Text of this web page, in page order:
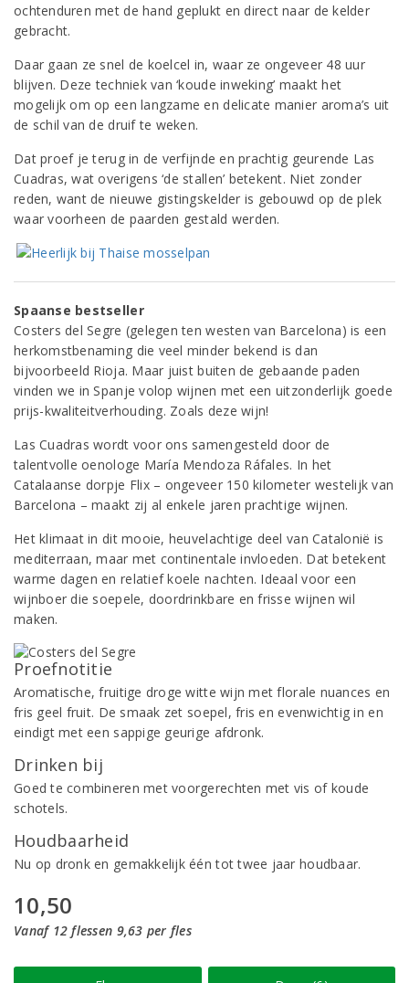
ochtenduren met de hand geplukt en direct naar de kelder
gebracht.
Daar gaan ze snel de koelcel in, waar ze ongeveer 48 uur
blijven. Deze techniek van ‘koude inweking’ maakt het
mogelijk om op een langzame en delicate manier aroma’s uit
de schil van de druif te weken.
Dat proef je terug in de verfijnde en prachtig geurende Las
Cuadras, wat overigens ‘de stallen’ betekent. Niet zonder
reden, want de nieuwe gistingskelder is gebouwd op de plek
waar voorheen de paarden gestald werden.
Spaanse bestseller
Costers del Segre (gelegen ten westen van Barcelona) is een
herkomstbenaming die veel minder bekend is dan
bijvoorbeeld Rioja. Maar juist buiten de gebaande paden
vinden we in Spanje volop wijnen met een uitzonderlijk goede
prijs-kwaliteitverhouding. Zoals deze wijn!
Las Cuadras wordt voor ons samengesteld door de
talentvolle oenologe María Mendoza Ráfales. In het
Catalaanse dorpje Flix – ongeveer 150 kilometer westelijk van
Barcelona – maakt zij al enkele jaren prachtige wijnen.
Het klimaat in dit mooie, heuvelachtige deel van Catalonië is
mediterraan, maar met continentale invloeden. Dat betekent
warme dagen en relatief koele nachten. Ideaal voor een
wijnboer die soepele, doordrinkbare en frisse wijnen wil
maken.
Proefnotitie
Aromatische, fruitige droge witte wijn met florale nuances en
fris geel fruit. De smaak zet soepel, fris en evenwichtig in en
eindigt met een sappige geurige afdronk.
Drinken bij
Goed te combineren met voorgerechten met vis of koude
schotels.
Houdbaarheid
Nu op dronk en gemakkelijk één tot twee jaar houdbaar.
10,50
Vanaf 12 flessen 9,63 per fles